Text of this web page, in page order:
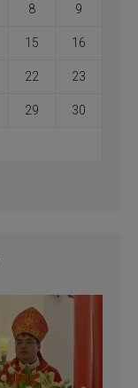
8 9
15 16
22 23
29 30